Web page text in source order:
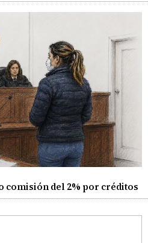
comisión del 2% por créditos